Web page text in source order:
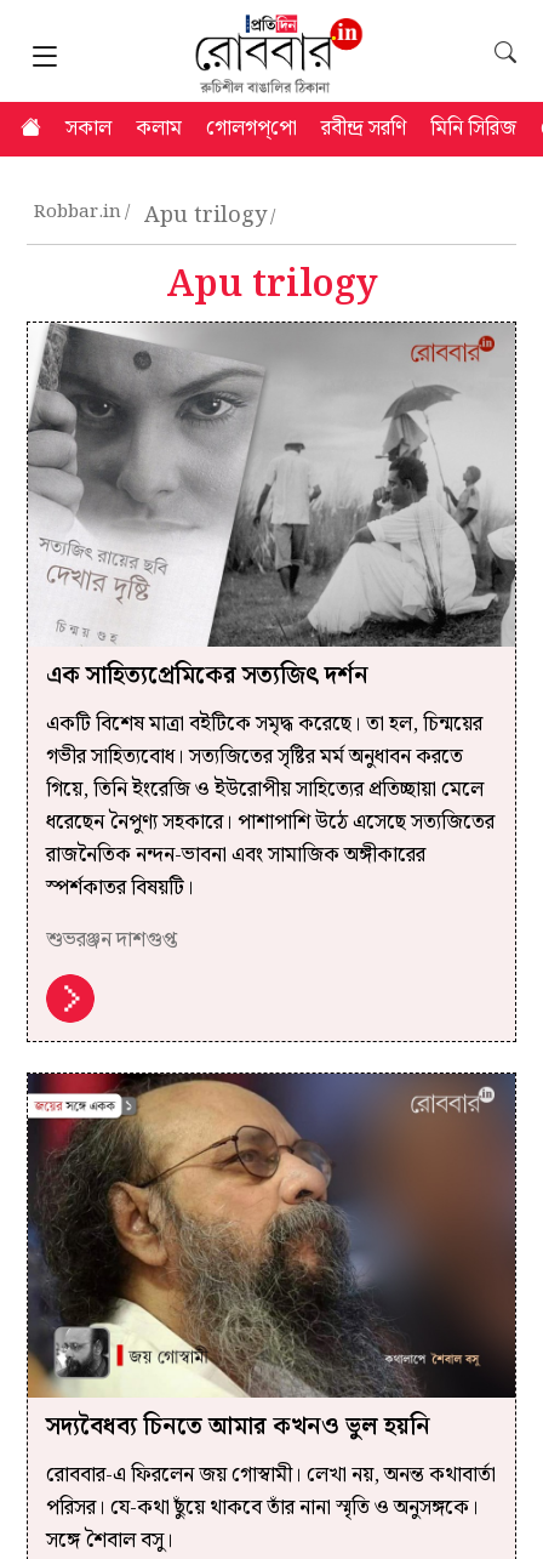
সকাল কলাম গোলগপ্‌পো রবীন্দ্র সরণি মিনি সিরিজ
Robbar.in Apu trilogy
Apu trilogy
এক সাহিত্যপ্রেমিকের সত্যজিৎ দর্শন
একটি বিশেষ মাত্রা বইটিকে সমৃদ্ধ করেছে। তা হল, চিন্ময়ের
গভীর সাহিত্যবোধ। সত্যজিতের সৃষ্টির মর্ম অনুধাবন করতে
গিয়ে, তিনি ইংরেজি ও ইউরোপীয় সাহিত্যের প্রতিচ্ছায়া মেলে
ধরেছেন নৈপুণ্য সহকারে। পাশাপাশি উঠে এসেছে সত্যজিতের
রাজনৈতিক নন্দন-ভাবনা এবং সামাজিক অঙ্গীকারের
স্পর্শকাতর বিষয়টি।
শুভরঞ্জন দাশগুপ্ত
সদ্যবৈধব্য চিনতে আমার কখনও ভুল হয়নি
রোববার-এ ফিরলেন জয় গোস্বামী। লেখা নয়, অনন্ত কথাবার্তা
পরিসর। যে-কথা ছুঁয়ে থাকবে তাঁর নানা স্মৃতি ও অনুসঙ্গকে।
সঙ্গে শৈবাল বসু।